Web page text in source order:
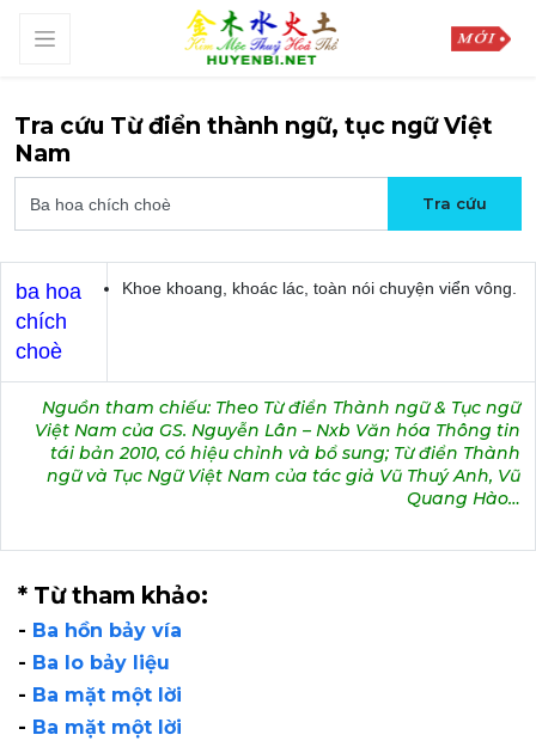
Tra cứu Từ điển thành ngữ, tục ngữ Việt
Nam
ba hoa
chích
choè
Khoe khoang, khoác lác, toàn nói chuyện viển vông.
Nguồn tham chiếu: Theo Từ điển Thành ngữ & Tục ngữ
Việt Nam của GS. Nguyễn Lân – Nxb Văn hóa Thông tin
tái bản 2010, có hiệu chỉnh và bổ sung; Từ điển Thành
ngữ và Tục Ngữ Việt Nam của tác giả Vũ Thuý Anh, Vũ
Quang Hào…
* Từ tham khảo:
- Ba hồn bảy vía
- Ba lo bảy liệu
- Ba mặt một lời
- Ba mặt một lời